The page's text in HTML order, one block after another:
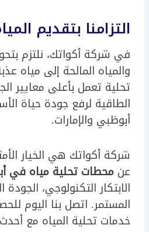
التزامنا بتقديم
في شركة أكواتك، نلتزم
والمياه المالحة إلى مياه
تحلية تعمل بأعلى معايير
الطاقية لرفع جودة حياة
أبوظبي والإمارات.
شركة أكواتك هي الخيار
عن محطات تحلية مياه في
الابتكار التكنولوجي، الجودة
المستمر. اتصل بنا اليوم
خدمات تحلية المياه مع